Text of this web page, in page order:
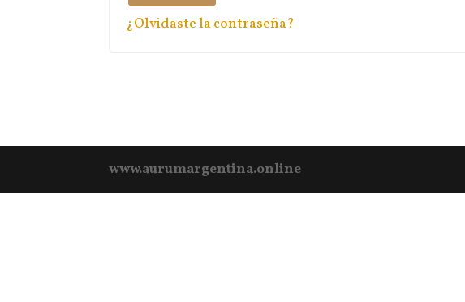
¿Olvidaste la contraseña?
www.aurumargentina.online